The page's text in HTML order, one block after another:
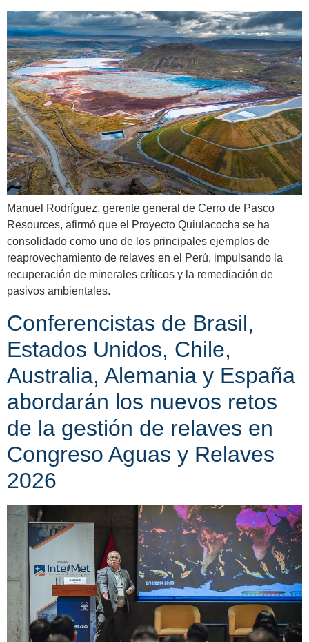
Manuel Rodríguez, gerente general de Cerro de Pasco
Resources, afirmó que el Proyecto Quiulacocha se ha
consolidado como uno de los principales ejemplos de
reaprovechamiento de relaves en el Perú, impulsando la
recuperación de minerales críticos y la remediación de
pasivos ambientales.
Conferencistas de Brasil,
Estados Unidos, Chile,
Australia, Alemania y España
abordarán los nuevos retos
de la gestión de relaves en
Congreso Aguas y Relaves
2026